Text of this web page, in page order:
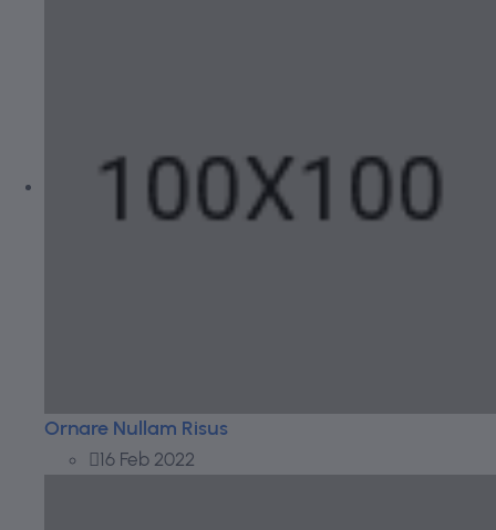
Ornare Nullam Risus
16 Feb 2022